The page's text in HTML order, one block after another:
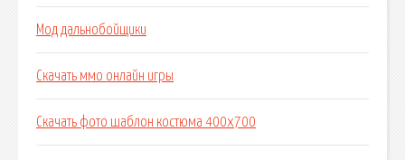
Мод дальнобойщики
Скачать ммо онлайн игры
Скачать фото шаблон костюма 400х700